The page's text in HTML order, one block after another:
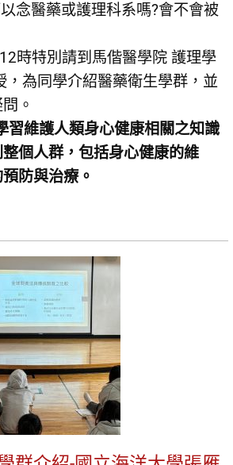
念醫藥或護理科系嗎?會不會被
時特別請到馬偕醫學院 護理學
，為同學介紹醫藥衛生學群，並
。
習維護人類身心健康相關之知識
個人群，包括身心健康的維
防與治療。